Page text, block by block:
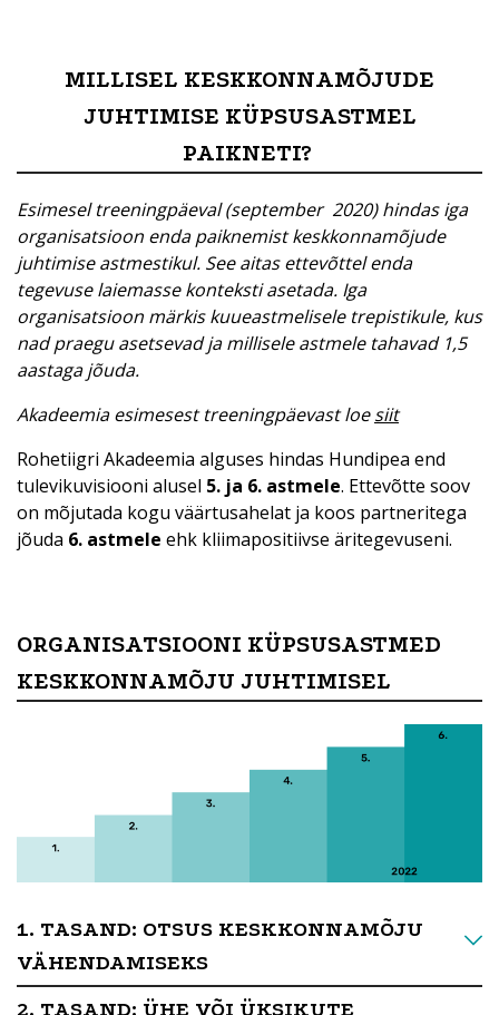
MILLISEL KESKKONNAMÕJUDE
JUHTIMISE KÜPSUSASTMEL
PAIKNETI?
Esimesel treeningpäeval (september 2020) hindas iga
organisatsioon enda paiknemist keskkonnamõjude
juhtimise astmestikul. See aitas ettevõttel enda
tegevuse laiemasse konteksti asetada. Iga
organisatsioon märkis kuueastmelisele trepistikule, kus
nad praegu asetsevad ja millisele astmele tahavad 1,5
aastaga jõuda.
Akadeemia esimesest treeningpäevast loesiit
Rohetiigri Akadeemia alguses hindas Hundipea end
tulevikuvisiooni alusel 5. ja 6. astmele. Ettevõtte soov
on mõjutada kogu väärtusahelat ja koos partneritega
jõuda 6. astmele ehk kliimapositiivse äritegevuseni.
ORGANISATSIOONI KÜPSUSASTMED
KESKKONNAMÕJU JUHTIMISEL
1. TASAND: OTSUS KESKKONNAMÕJU
VÄHENDAMISEKS
2. TASAND: ÜHE VÕI ÜKSIKUTE